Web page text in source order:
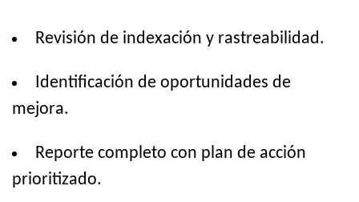
Revisión de indexación y rastreabilidad.
Identificación de oportunidades de
mejora.
Reporte completo con plan de acción
prioritizado.